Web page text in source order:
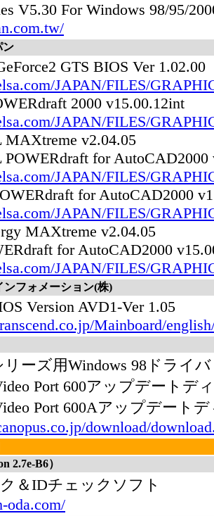
V5.30 For Windows 98/95/
ン
GTS BIOS Ver 1.02.00
JAPAN/FILES/
2000 v15.00.12int
JAPAN/FILES/
v2.04.05
for AutoCAD2000
JAPAN/FILES/
for AutoCAD2000
JAPAN/FILES/
MAXtreme v2.04.05
for AutoCAD2000
JAPAN/FILES/
フォメーション(株)
Version AVD1-Ver 1.05
Mainboard/
リーズ用Windows 98ドライ
Port 600アップデートデ
Port 600Aアップデート
download/
2.7e-B6）
＆IDチェックソフト
oda.com/